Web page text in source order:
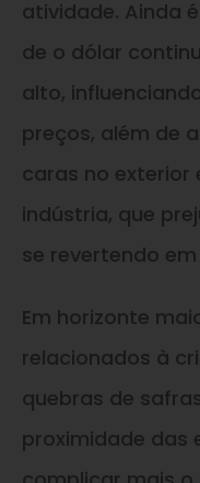
atividade. Ainda
de o dólar
alto,
preços, além de
caras no exterior
indústria, que
se revertendo
Em horizonte
relacionados à
quebras de
proximidade das